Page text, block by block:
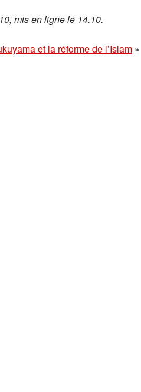
mis en ligne le 14.10.
et la réforme de l’Islam»